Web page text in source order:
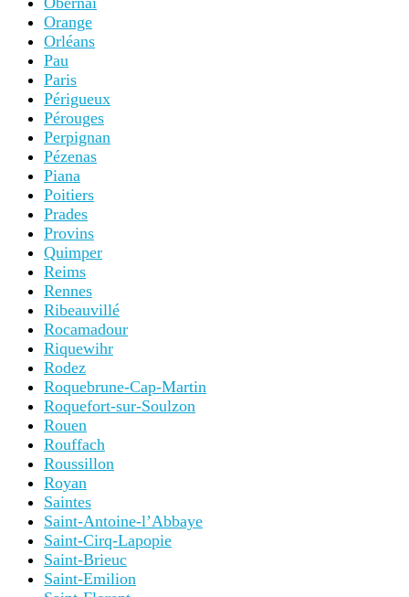
Orange
Orléans
Pau
Paris
Périgueux
Pérouges
Perpignan
Pézenas
Piana
Poitiers
Prades
Provins
Quimper
Reims
Rennes
Ribeauvillé
Rocamadour
Riquewihr
Rodez
Roquebrune-Cap-Martin
Roquefort-sur-Soulzon
Rouen
Rouffach
Roussillon
Royan
Saintes
Saint-Antoine-l’Abbaye
Saint-Cirq-Lapopie
Saint-Brieuc
Saint-Emilion